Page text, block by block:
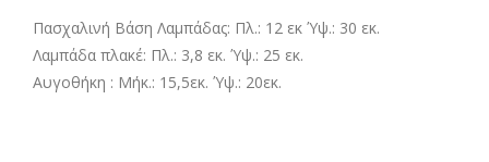
Πασχαλινή Βάση Λαμπάδας: Πλ.: 12 εκ Ύψ.: 30 εκ.
Λαμπάδα πλακέ: Πλ.: 3,8 εκ. Ύψ.: 25 εκ.
Αυγοθήκη : Μήκ.: 15,5εκ. Ύψ.: 20εκ.